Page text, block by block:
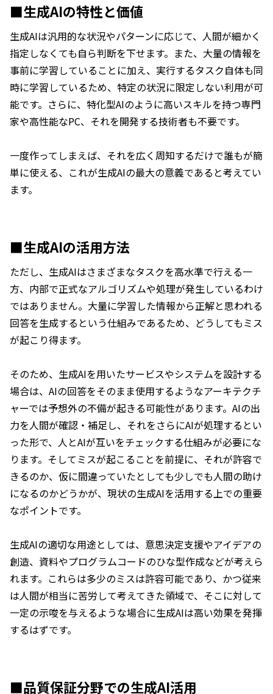
■生成AIの特性と価値
生成AIは汎用的な状況やパターンに応じて、人間が細かく
指定しなくても自ら判断を下せます。また、大量の情報を
事前に学習していることに加え、実行するタスク自体も同
時に学習しているため、特定の状況に限定しない利用が可
能です。さらに、特化型AIのように高いスキルを持つ専門
家や高性能なPC、それを開発する技術者も不要です。
一度作ってしまえば、それを広く周知するだけで誰もが簡
単に使える、これが生成AIの最大の意義であると考えてい
ます。
■生成AIの活用方法
ただし、生成AIはさまざまなタスクを高水準で行える一
方、内部で正式なアルゴリズムや処理が発生しているわけ
ではありません。大量に学習した情報から正解と思われる
回答を生成するという仕組みであるため、どうしてもミス
が起こり得ます。
そのため、生成AIを用いたサービスやシステムを設計する
場合は、AIの回答をそのまま使用するようなアーキテクチ
ャーでは予想外の不備が起きる可能性があります。AIの出
力を人間が確認・補足し、それをさらにAIが処理するとい
った形で、人とAIが互いをチェックする仕組みが必要にな
ります。そしてミスが起こることを前提に、それが許容で
きるのか、仮に間違っていたとしても少しでも人間の助け
になるのかどうかが、現状の生成AIを活用する上での重要
なポイントです。
生成AIの適切な用途としては、意思決定支援やアイデアの
創造、資料やプログラムコードのひな型作成などが考えら
れます。これらは多少のミスは許容可能であり、かつ従来
は人間が相当に苦労して考えてきた領域で、そこに対して
一定の示唆を与えるような場合に生成AIは高い効果を発揮
するはずです。
■品質保証分野での生成AI活用